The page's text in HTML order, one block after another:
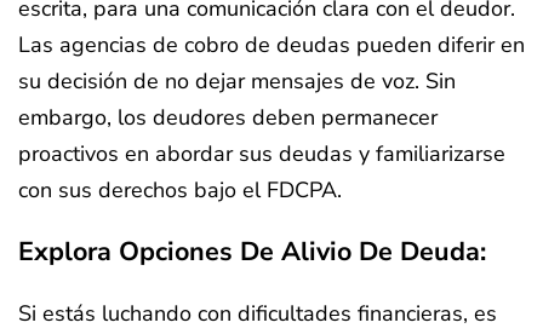
escrita, para una comunicación clara con el deudor.
Las agencias de cobro de deudas pueden diferir en
su decisión de no dejar mensajes de voz. Sin
embargo, los deudores deben permanecer
proactivos en abordar sus deudas y familiarizarse
con sus derechos bajo el FDCPA.
Explora Opciones De Alivio De Deuda:
Si estás luchando con dificultades financieras, es